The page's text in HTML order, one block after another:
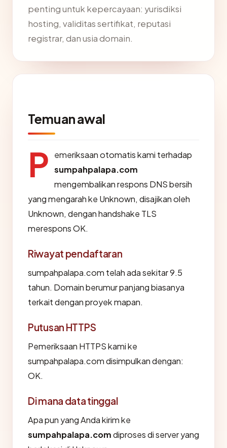
penting untuk kepercayaan: yurisdiksi
hosting, validitas sertifikat, reputasi
registrar, dan usia domain.
Temuan awal
P
emeriksaan otomatis kami terhadap
sumpahpalapa.com
mengembalikan respons DNS bersih
yang mengarah ke Unknown, disajikan oleh
Unknown, dengan handshake TLS
merespons OK.
Riwayat pendaftaran
sumpahpalapa.com telah ada sekitar 9.5
tahun. Domain berumur panjang biasanya
terkait dengan proyek mapan.
Putusan HTTPS
Pemeriksaan HTTPS kami ke
sumpahpalapa.com disimpulkan dengan:
OK.
Di mana data tinggal
Apa pun yang Anda kirim ke
sumpahpalapa.comdiproses di server yang